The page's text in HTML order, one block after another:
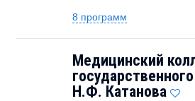
8 программ
Медицинский
Н.Ф. Катанова